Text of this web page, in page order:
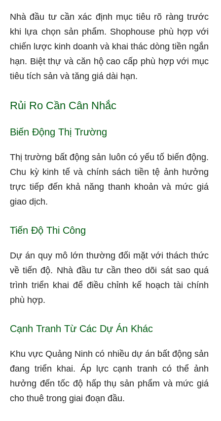
Nhà đầu tư cần xác định mục tiêu rõ ràng trước
khi lựa chọn sản phẩm. Shophouse phù hợp với
chiến lược kinh doanh và khai thác dòng tiền ngắn
hạn. Biệt thự và căn hộ cao cấp phù hợp với mục
tiêu tích sản và tăng giá dài hạn.
Rủi Ro Cần Cân Nhắc
Biến Động Thị Trường
Thị trường bất động sản luôn có yếu tố biến động.
Chu kỳ kinh tế và chính sách tiền tệ ảnh hưởng
trực tiếp đến khả năng thanh khoản và mức giá
giao dịch.
Tiến Độ Thi Công
Dự án quy mô lớn thường đối mặt với thách thức
về tiến độ. Nhà đầu tư cần theo dõi sát sao quá
trình triển khai để điều chỉnh kế hoạch tài chính
phù hợp.
Cạnh Tranh Từ Các Dự Án Khác
Khu vực Quảng Ninh có nhiều dự án bất động sản
đang triển khai. Áp lực cạnh tranh có thể ảnh
hưởng đến tốc độ hấp thụ sản phẩm và mức giá
cho thuê trong giai đoạn đầu.